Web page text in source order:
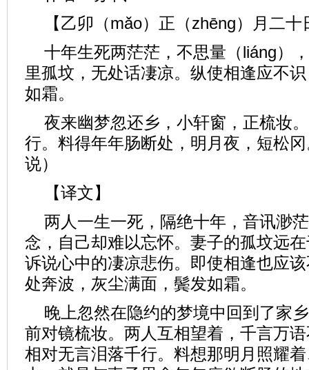
【乙卯（mǎo）正（zhēng）月二
十年生死两茫茫，不思量（liáng）
里孤坟，无处话凄凉。纵使相逢应不
如霜。
夜来幽梦忽还乡，小轩窗，正梳妆
行。料得年年肠断处，明月夜，短松冈
说）
【译文】
两人一生一死，隔绝十年，音讯渺
念，自己却难以忘怀。妻子的孤坟远
诉说心中的凄凉悲伤。即使相逢也应
处奔波，灰尘满面，鬓发如霜。
晚上忽然在隐约的梦境中回到了家
前对镜梳妆。两人互相望着，千言万
相对无言泪落千行。料想那明月照耀